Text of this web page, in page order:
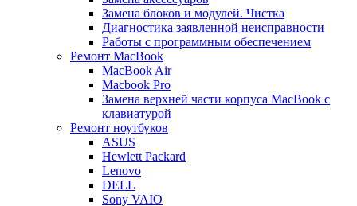
Замена блоков и модулей. Чистка
Диагностика заявленной неисправности
Работы с программным обеспечением
Ремонт MacBook
MacBook Air
Macbook Pro
Замена верхней части корпуса MacBook с
клавиатурой
Ремонт ноутбуков
ASUS
Hewlett Packard
Lenovo
DELL
Sony VAIO